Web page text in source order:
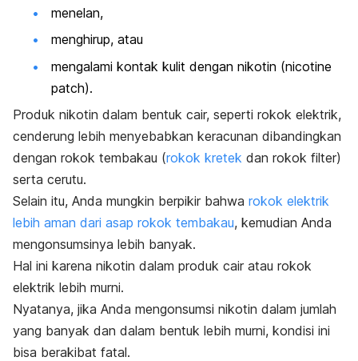
menelan,
menghirup, atau
mengalami kontak kulit dengan nikotin (nicotine
patch).
Produk nikotin dalam bentuk cair, seperti rokok elektrik,
cenderung lebih menyebabkan keracunan dibandingkan
dengan rokok tembakau (rokok kretek dan rokok filter)
serta cerutu.
Selain itu, Anda mungkin berpikir bahwa rokok elektrik
lebih aman dari asap rokok tembakau, kemudian Anda
mengonsumsinya lebih banyak.
Hal ini karena nikotin dalam produk cair atau rokok
elektrik lebih murni.
Nyatanya, jika Anda mengonsumsi nikotin dalam jumlah
yang banyak dan dalam bentuk lebih murni, kondisi ini
bisa berakibat fatal.